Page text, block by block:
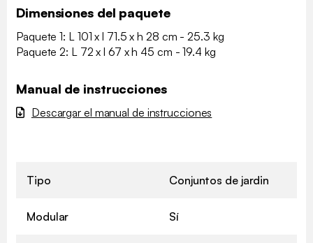
Dimensiones del paquete
Paquete 1: L 101 x l 71.5 x h 28 cm - 25.3 kg
Paquete 2: L 72 x l 67 x h 45 cm - 19.4 kg
Manual de instrucciones
Descargar el manual de instrucciones
Tipo Conjuntos de jardin
Modular Sí